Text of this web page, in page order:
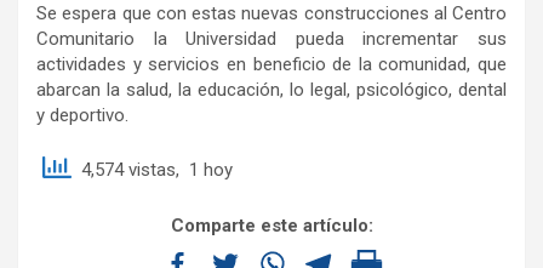
Se espera que con estas nuevas construcciones al Centro
Comunitario la Universidad pueda incrementar sus
actividades y servicios en beneficio de la comunidad, que
abarcan la salud, la educación, lo legal, psicológico, dental
y deportivo.
4,574 vistas, 1 hoy
Comparte este artículo: